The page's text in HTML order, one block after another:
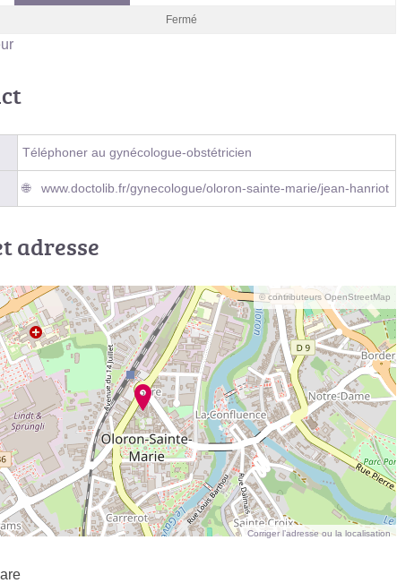
Fermé
Téléphoner au gynécologue-obstétricien
www.doctolib.fr/gynecologue/oloron-sainte-marie/jean-hanriot
adresse
© contributeurs OpenStreetMap
Corriger l’adresse ou la localisation